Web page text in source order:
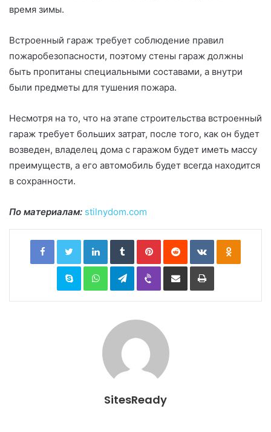
время зимы.
Встроенный гараж требует соблюдение правил
пожаробезопасности, поэтому стены гараж должны
быть пропитаны специальными составами, а внутри
были предметы для тушения пожара.
Несмотря на то, что на этапе строительства встроенный
гараж требует больших затрат, после того, как он будет
возведен, владелец дома с гаражом будет иметь массу
преимуществ, а его автомобиль будет всегда находится
в сохранности.
По материалам: stilnydom.com
Facebook Twitter LinkedIn Tumblr Pinterest Reddit VKontakte
Skype WhatsApp Telegram Viber Print
SitesReady